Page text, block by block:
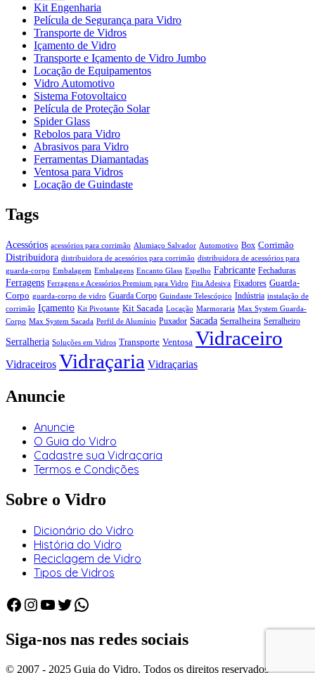
Kit Engenharia
Película de Segurança para Vidro
Transporte de Vidros
Içamento de Vidro
Transporte e Içamento de Vidro Jumbo
Locação de Equipamentos
Vidro Automotivo
Sistema Fotovoltaico
Película de Proteção Solar
Spider Glass
Rebolos para Vidro
Abrasivos para Vidro
Ferramentas Diamantadas
Ventosa para Vidros
Locação de Guindaste
Tags
Acessórios acessórios para corrimão Alumiaço Salvador Automotivo Box Corrimão
Distribuidora distribuidora de acessórios para corrimão distribuidora de acessórios para
guarda-corpo Embalagem Embalagens Encanto Glass Espelho Fabricante Fechaduras
Ferragens Ferragens e Acessórios Premium para Vidro Fita Adesiva Fixadores Guarda-
Corpo guarda-corpo de vidro Guarda Corpo Guindaste Telescópico Indústria instalação de
corrimão Içamento Kit Pivotante Kit Sacada Locação Marmoraria Max System Guarda-
Corpo Max System Sacada Perfil de Alumínio Puxador Sacada Serralheira Serralheiro
Serralheria Soluções em Vidros Transporte Ventosa Vidraceiro
Vidraceiros Vidraçaria Vidraçarias
Anuncie
Anuncie
O Guia do Vidro
Cadastre sua Vidraçaria
Termos e Condições
Sobre o Vidro
Dicionário do Vidro
História do Vidro
Reciclagem de Vidro
Tipos de Vidros
Facebook
Instagram
Youtube
Twitter
WhatsApp
Siga-nos nas redes sociais
© 2007 - 2025 Guia do Vidro. Todos os direitos reservados